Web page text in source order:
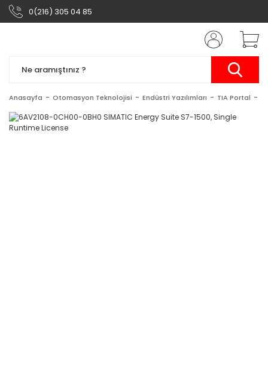
0(216) 305 04 85
Anasayfa Otomasyon Teknolojisi Endüstri Yazılımları TIA Portal